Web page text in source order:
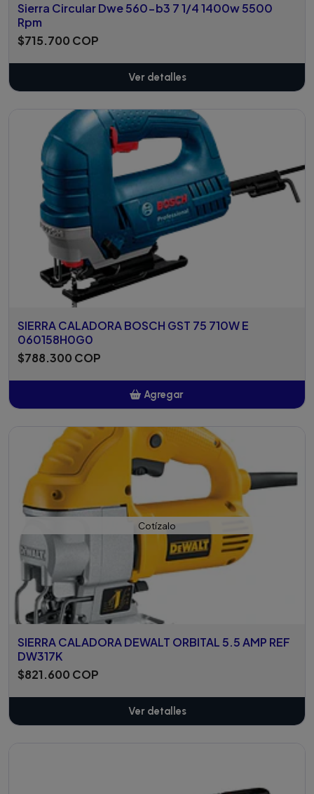
Sierra Circular Dwe 560-b3 7 1/4 1400w 5500
Rpm
$715.700 COP
Ver detalles
SIERRA CALADORA BOSCH GST 75 710W E
060158H0G0
$788.300 COP
Agregar
Cotízalo
SIERRA CALADORA DEWALT ORBITAL 5.5 AMP REF
DW317K
$821.600 COP
Ver detalles